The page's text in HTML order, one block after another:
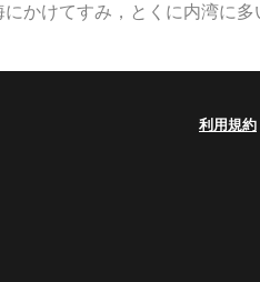
かけてすみ，とくに内湾に多
利用規約